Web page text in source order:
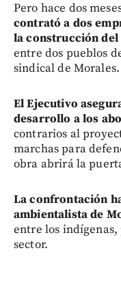
Pero hace dos
contrató a dos
la construcción
entre dos pueblos
sindical de Morales.
El Ejecutivo
desarrollo a los
contrarios al
marchas para
obra abrirá la
La confrontación
ambientalista de
entre los
sector.